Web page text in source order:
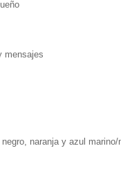
mensajes
naranja y azul marino/